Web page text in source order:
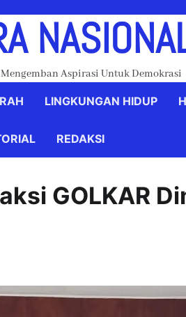
Mengemban Aspirasi Untuk Demokrasi
LINGKUNGAN HIDUP
REDAKSI
GOLKAR